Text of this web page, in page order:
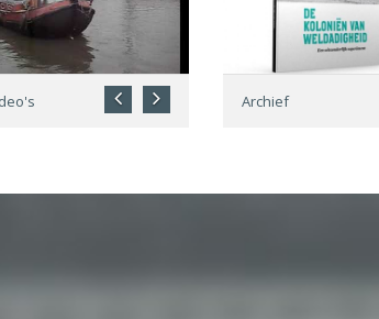
Archief